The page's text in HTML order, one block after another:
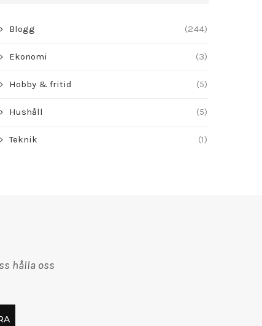
Blogg (244)
Ekonomi (3)
Hobby & fritid (5)
Hushåll (5)
Teknik (1)
hålla oss